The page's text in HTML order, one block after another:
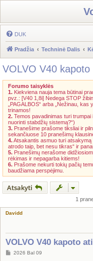
DUK
Pradžia Techninė Dalis
VOLVO V40
Forumo taisyklės
1. Kiekviena nauja tema būtinai
pvz.: [V40 1,8i] Nedega STOP
„PAGALBOS“ arba „Nežinau,
trinamos!
2. Temos pavadinimas turi trumpai
nuorinti stabdžių sistemą?“)
3. Pranešime prašome tiksliai ir
sekančiuose 10 pranešimų
4.Atsakantis asmuo turi atsakymą
atrodo taip, bet nesu tikras“ ir
5. Pranešimų nerašome
rėkimas ir nepagarba kitiems!
6. Prašome nekurti tokių pačių
baudžiama perspėjimu.
Atsakyti
1
Davidd
VOLVO V40 kapoto
S2026 Bal 09